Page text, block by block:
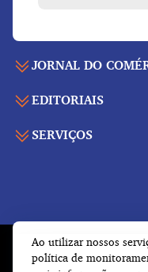
Ao utilizar nossos
política de
JORNAL DO
Capa
Publicidade legal
Fale conosco
EDITORIAIS
Economia
Esportes
Cultura
SERVIÇOS
Galeria de vídeos
Tempo
© Copyright 2023